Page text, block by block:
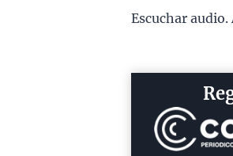
Escuchar